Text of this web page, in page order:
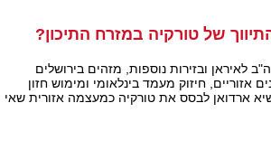
של טורקיה במזרח התיכון?
לאיראן ובזירות נוספות, מזהים בירושלים
אזוריים, חיזוק מעמד בינלאומי ומימוש חזון
ארדואן לבסס את טורקיה כמעצמה אזורית שאי